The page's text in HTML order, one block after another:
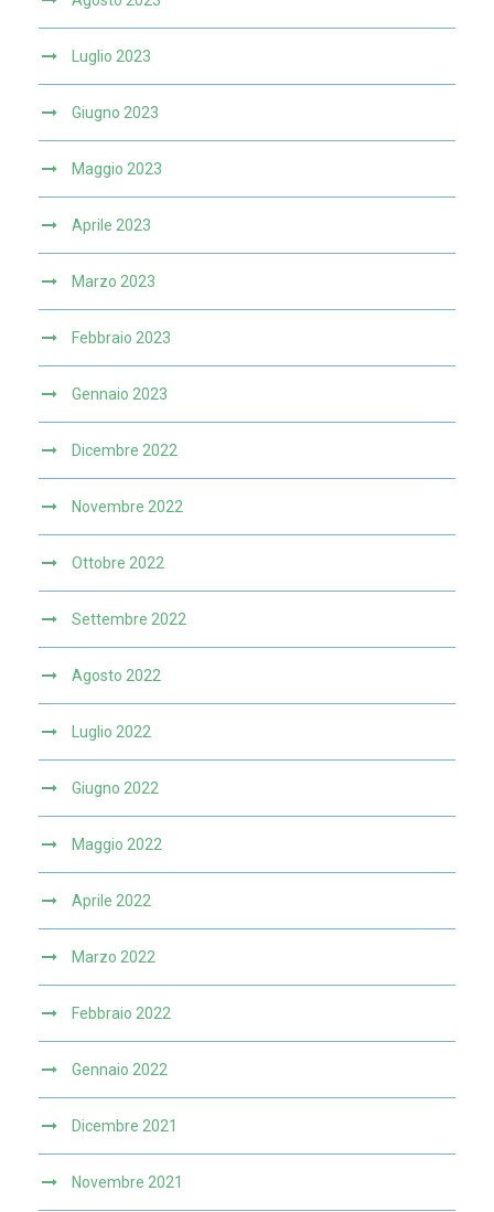
Luglio 2023
Giugno 2023
Maggio 2023
Aprile 2023
Marzo 2023
Febbraio 2023
Gennaio 2023
Dicembre 2022
Novembre 2022
Ottobre 2022
Settembre 2022
Agosto 2022
Luglio 2022
Giugno 2022
Maggio 2022
Aprile 2022
Marzo 2022
Febbraio 2022
Gennaio 2022
Dicembre 2021
Novembre 2021